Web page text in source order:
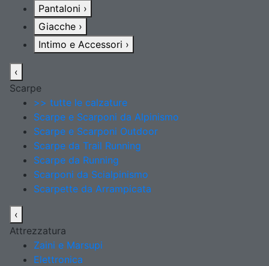
Pantaloni ›
Giacche ›
Intimo e Accessori ›
‹
Scarpe
>> tutte le calzature
Scarpe e Scarponi da Alpinismo
Scarpe e Scarponi Outdoor
Scarpe da Trail Running
Scarpe da Running
Scarponi da Scialpinismo
Scarpette da Arrampicata
‹
Attrezzatura
Zaini e Marsupi
Elettronica